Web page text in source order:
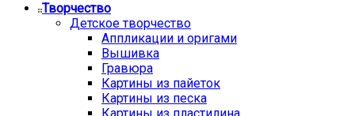
Творчество
Детское творчество
Аппликации и оригами
Вышивка
Гравюра
Картины из пайеток
Картины из песка